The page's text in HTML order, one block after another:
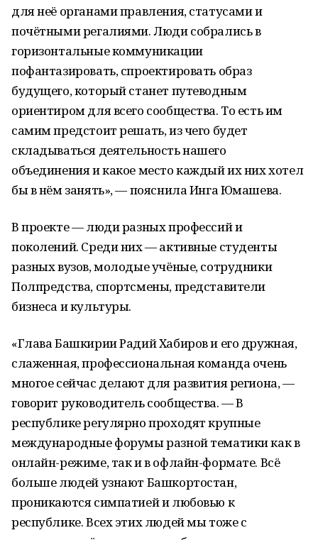
для неё органами правления, статусами и
почётными регалиями. Люди собрались в
горизонтальные коммуникации
пофантазировать, спроектировать образ
будущего, который станет путеводным
ориентиром для всего сообщества. То есть им
самим предстоит решать, из чего будет
складываться деятельность нашего
объединения и какое место каждый их них хотел
бы в нём занять», — пояснила Инга Юмашева.
В проекте — люди разных профессий и
поколений. Среди них — активные студенты
разных вузов, молодые учёные, сотрудники
Полпредства, спортсмены, представители
бизнеса и культуры.
«Глава Башкирии Радий Хабиров и его дружная,
слаженная, профессиональная команда очень
многое сейчас делают для развития региона, —
говорит руководитель сообщества. — В
республике регулярно проходят крупные
международные форумы разной тематики как в
онлайн-режиме, так и в офлайн-формате. Всё
больше людей узнают Башкортостан,
проникаются симпатией и любовью к
республике. Всех этих людей мы тоже с